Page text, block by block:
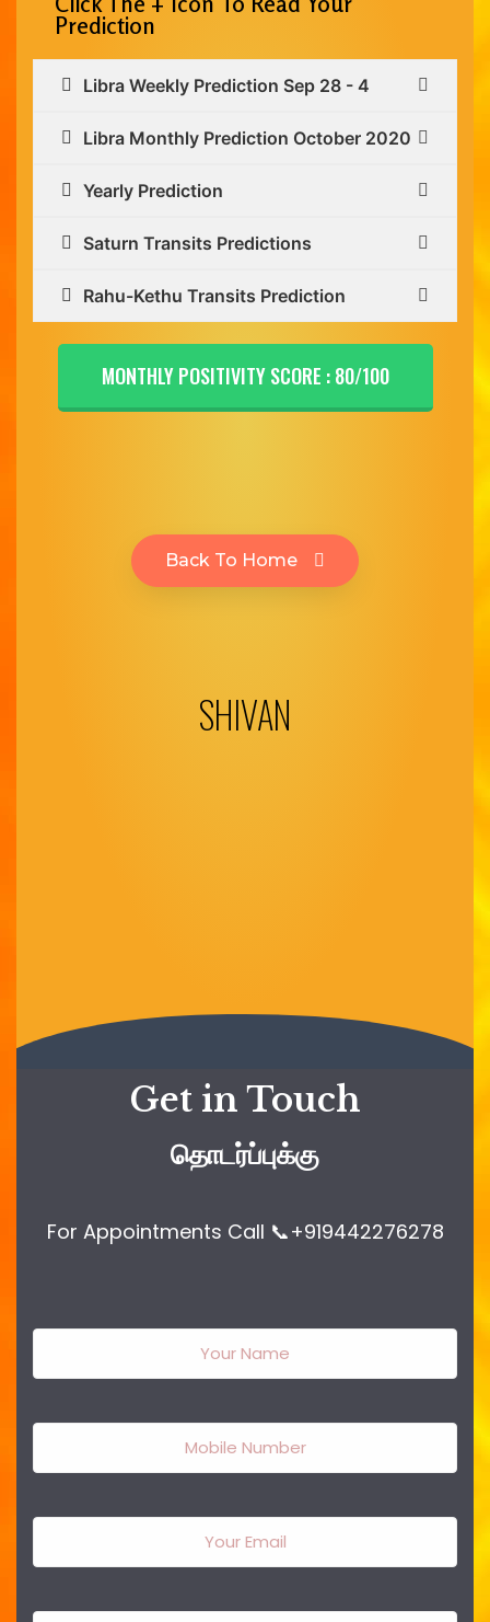
Prediction
Libra Weekly Prediction Sep 28 - 4
Libra Monthly Prediction October 2020
Yearly Prediction
Saturn Transits Predictions
Rahu-Kethu Transits Prediction
MONTHLY POSITIVITY SCORE : 80/100
Back To Home
SHIVAN
Get in Touch
தொடர்ப்புக்கு
For Appointments Call 📞+919442276278